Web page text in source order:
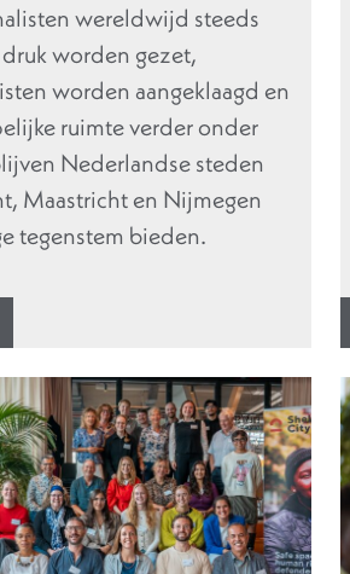
wereldwijd steeds
worden gezet,
worden aangeklaagd en
ruimte verder onder
Nederlandse steden
Maastricht en Nijmegen
tegenstem bieden.